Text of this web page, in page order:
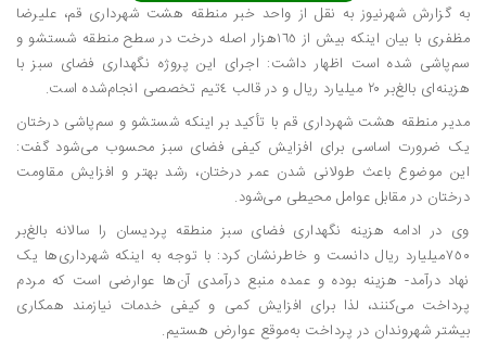
به گزارش شهرنیوز به نقل از واحد خبر منطقه هشت شهرداری قم، علیرضا
مظفری با بیان اینکه بیش از ١٦٥هزار اصله درخت در سطح منطقه شستشو و
سم‌پاشی شده است اظهار داشت: اجرای این پروژه نگهداری فضای سبز با
هزینه‌ای بالغ‌بر ٢٠ میلیارد ریال و در قالب ٤تیم تخصصی انجام‌شده است.
مدیر منطقه هشت شهرداری قم با تأکید بر اینکه شستشو و سم‌پاشی درختان
یک ضرورت اساسی برای افزایش کیفی فضای سبز محسوب می‌شود گفت:
این موضوع باعث طولانی شدن عمر درختان، رشد بهتر و افزایش مقاومت
درختان در مقابل عوامل محیطی می‌شود.
وی در ادامه هزینه نگهداری فضای سبز منطقه پردیسان را سالانه بالغ‌بر
٧٥٠میلیارد ریال دانست و خاطرنشان کرد: با توجه به اینکه شهرداری‌ها یک
نهاد درآمد- هزینه بوده و عمده منبع درآمدی آن‌ها عوارضی است که مردم
پرداخت می‌کنند، لذا برای افزایش کمی و کیفی خدمات نیازمند همکاری
بیشتر شهروندان در پرداخت به‌موقع عوارض هستیم.